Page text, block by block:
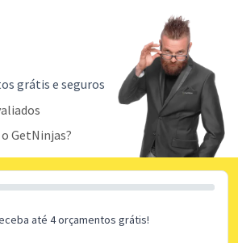
grátis e seguros
GetNinjas?
até 4 orçamentos grátis!